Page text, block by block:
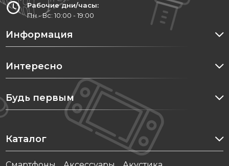
Рабочие дни/часы:
Пн - Вс: 10:00 - 19:00
Информация
Интересно
Будь первым
Каталог